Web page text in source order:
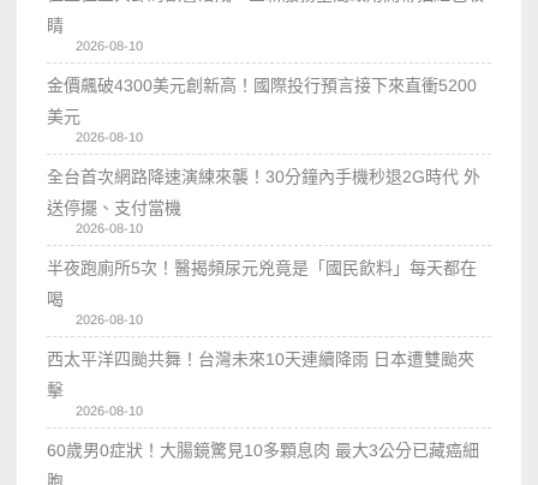
睛
2026-08-10
金價飆破4300美元創新高！國際投行預言接下來直衝5200
美元
2026-08-10
全台首次網路降速演練來襲！30分鐘內手機秒退2G時代 外
送停擺、支付當機
2026-08-10
半夜跑廁所5次！醫揭頻尿元兇竟是「國民飲料」每天都在
喝
2026-08-10
西太平洋四颱共舞！台灣未來10天連續降雨 日本遭雙颱夾
擊
2026-08-10
60歲男0症狀！大腸鏡驚見10多顆息肉 最大3公分已藏癌細